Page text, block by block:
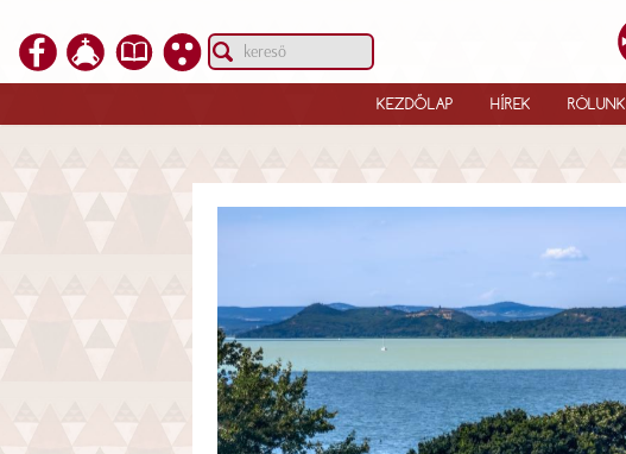
KEZDŐLAP HÍREK RÓLUNK